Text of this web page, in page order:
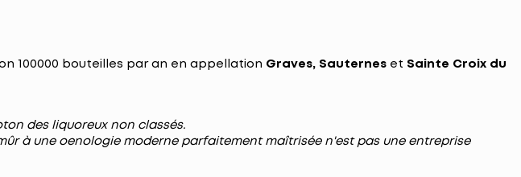
100000 bouteilles par an en appellation Graves, Sauternes et Sainte Croix du
des liquoreux non classés.
à une oenologie moderne parfaitement maîtrisée n'est pas une entreprise